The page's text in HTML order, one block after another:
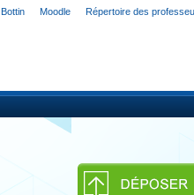
Bottin Moodle Répertoire des